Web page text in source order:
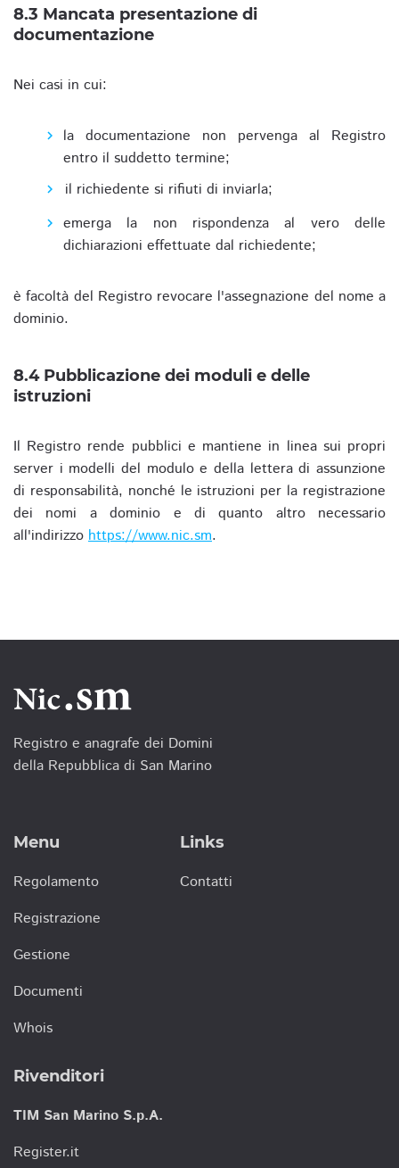
8.3 Mancata presentazione di
documentazione
Nei casi in cui:
la documentazione non pervenga al Registro
entro il suddetto termine;
il richiedente si rifiuti di inviarla;
emerga la non rispondenza al vero delle
dichiarazioni effettuate dal richiedente;
è facoltà del Registro revocare l'assegnazione del nome a
dominio.
8.4 Pubblicazione dei moduli e delle
istruzioni
Il Registro rende pubblici e mantiene in linea sui propri
server i modelli del modulo e della lettera di assunzione
di responsabilità, nonché le istruzioni per la registrazione
dei nomi a dominio e di quanto altro necessario
all'indirizzo https://www.nic.sm.
Registro e anagrafe dei Domini
della Repubblica di San Marino
Menu
Regolamento
Registrazione
Gestione
Documenti
Whois
Links
Contatti
Rivenditori
TIM San Marino S.p.A.
Register.it